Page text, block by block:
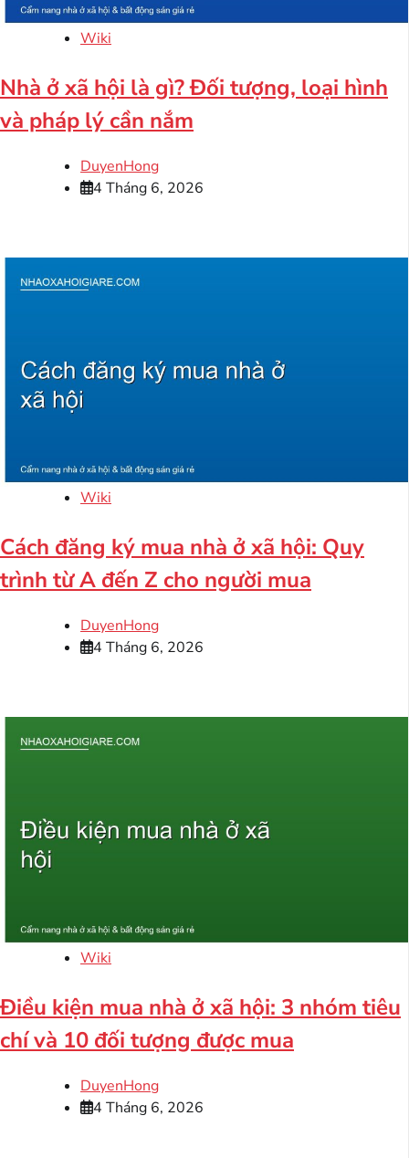
Wiki
Nhà ở xã hội là gì? Đối tượng, loại hình
và pháp lý cần nắm
DuyenHong
4 Tháng 6, 2026
Wiki
Cách đăng ký mua nhà ở xã hội: Quy
trình từ A đến Z cho người mua
DuyenHong
4 Tháng 6, 2026
Wiki
Điều kiện mua nhà ở xã hội: 3 nhóm tiêu
chí và 10 đối tượng được mua
DuyenHong
4 Tháng 6, 2026